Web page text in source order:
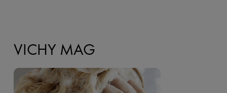
VICHY MAG